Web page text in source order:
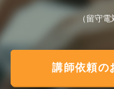
（留守
講師依頼の